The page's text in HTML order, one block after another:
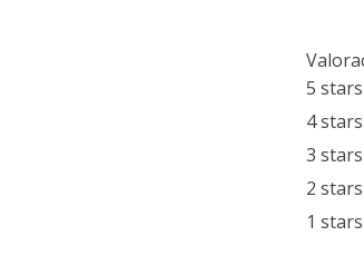
5 stars
4 stars
3 stars
2 stars
1 stars